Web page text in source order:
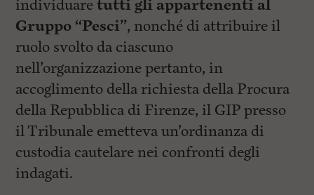
individuaretutti gli appartenenti al
Gruppo “Pesci”, nonché di attribuire il
ruolo svolto da ciascuno
nell’organizzazione pertanto, in
accoglimento della richiesta della Procura
della Repubblica di Firenze, il GIP presso
il Tribunale emetteva un’ordinanza di
custodia cautelare nei confronti degli
indagati.